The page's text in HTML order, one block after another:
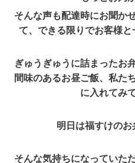
そんな声も配達時にお聞か
て、できる限りでお客様と
ぎゅうぎゅうに詰まったお
間味のあるお昼ご飯、私た
に入れてみ
明日は福すけのお
そんな気持ちになっていた